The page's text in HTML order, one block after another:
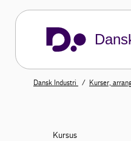
Dansk Industri Kurser,
Kursus